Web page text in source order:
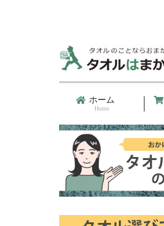
ホーム
Home